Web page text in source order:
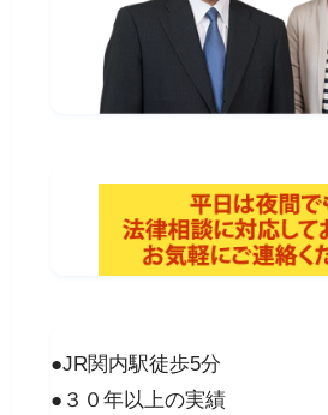
●JR関内駅徒歩5分
●３０年以上の実績